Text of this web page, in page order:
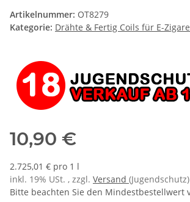
Artikelnummer: OT8279
Kategorie: Drähte & Fertig Coils für E-
10,90 €
2.725,01 € pro 1 l
inkl. 19% USt. , zzgl. Versand (Jugendschutz)
Bitte beachten Sie den Mindestbestellwert